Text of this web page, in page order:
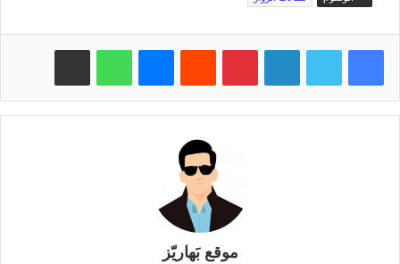
فيسبوك لينكدإن بينتيريست واتساب
موقع بَهاريّز